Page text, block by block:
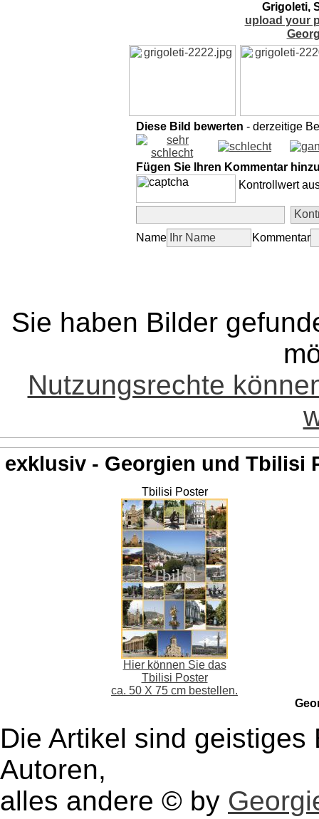
Grigoleti,
upload your
Diese Bild bewerten - derzeitige
Fügen Sie Ihren Kommentar
Kontrollwert
Name Kommentar
Sie haben Bilder
Nutzungsrechte
exklusiv - Georgien und Tbilisi
Tbilisi Poster
Hier können Sie das
Tbilisi Poster
ca. 50 X 75 cm bestellen.
Die Artikel sind
Autoren,
alles andere © by